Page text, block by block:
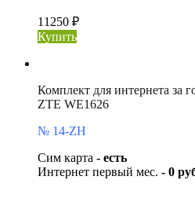
11250 ₽
Купить
Комплект для интернета за
ZTE WE1626
№ 14-ZH
Сим карта - есть
Интернет первый мес. - 0